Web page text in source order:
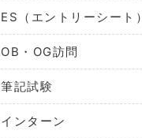
ES（エントリーシート）
OB・OG訪問
筆記試験
インターン